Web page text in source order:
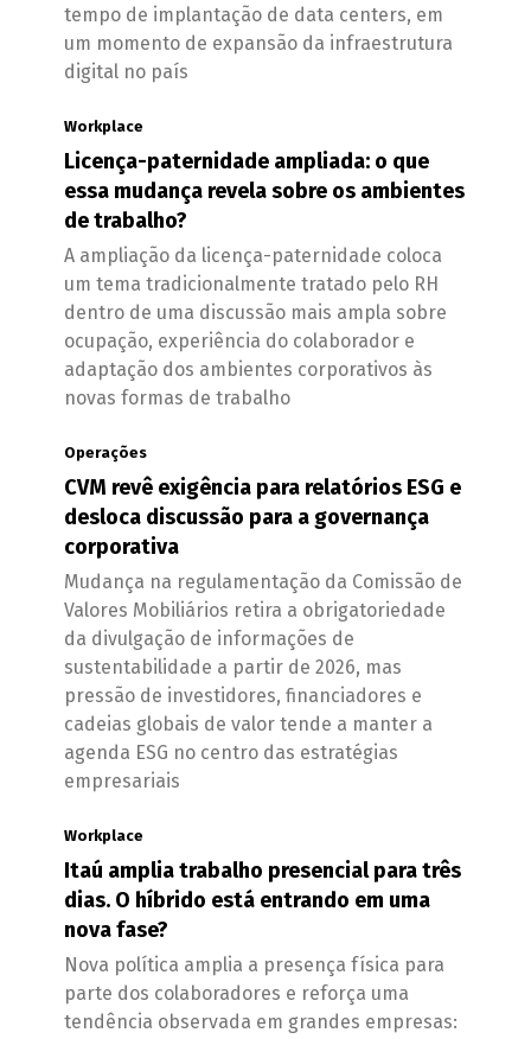
tempo de implantação de data centers, em
um momento de expansão da infraestrutura
digital no país
Workplace
Licença-paternidade ampliada: o que
essa mudança revela sobre os ambientes
de trabalho?
A ampliação da licença-paternidade coloca
um tema tradicionalmente tratado pelo RH
dentro de uma discussão mais ampla sobre
ocupação, experiência do colaborador e
adaptação dos ambientes corporativos às
novas formas de trabalho
Operações
CVM revê exigência para relatórios ESG e
desloca discussão para a governança
corporativa
Mudança na regulamentação da Comissão de
Valores Mobiliários retira a obrigatoriedade
da divulgação de informações de
sustentabilidade a partir de 2026, mas
pressão de investidores, financiadores e
cadeias globais de valor tende a manter a
agenda ESG no centro das estratégias
empresariais
Workplace
Itaú amplia trabalho presencial para três
dias. O híbrido está entrando em uma
nova fase?
Nova política amplia a presença física para
parte dos colaboradores e reforça uma
tendência observada em grandes empresas: